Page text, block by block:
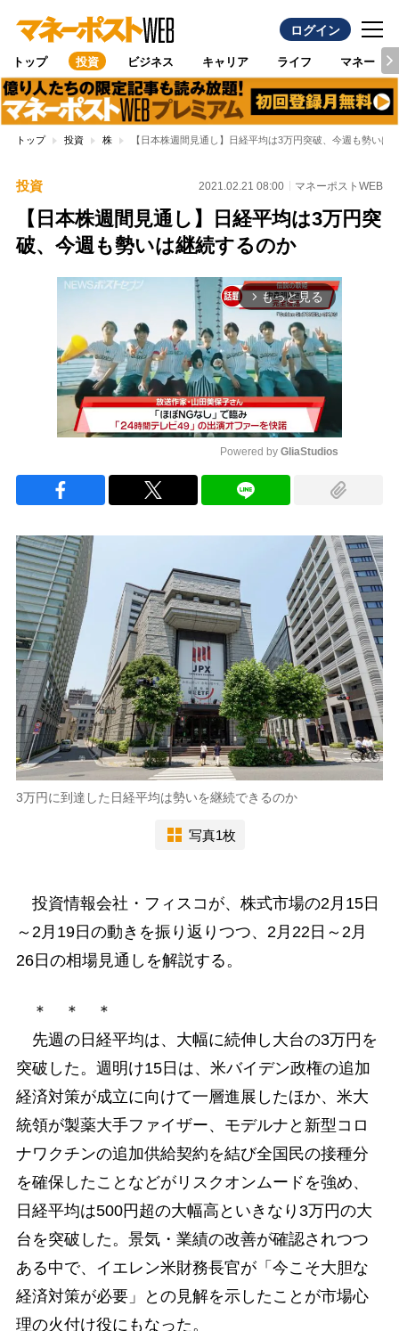
ログイン
トップ 投資 ビジネス キャリア ライフ マネー
トップ 投資 株 【日本株週間見通し】日経平均は3万円突破、今週も勢いは
投資 2021.02.21 08:00 マネーポストWEB
【日本株週間見通し】日経平均は3万円突
破、今週も勢いは継続するのか
arrow_forward_ios もっと見る
Powered by GliaStudios
3万円に到達した日経平均は勢いを継続できるのか
写真1枚
投資情報会社・フィスコが、株式市場の2月15日
～2月19日の動きを振り返りつつ、2月22日～2月
26日の相場見通しを解説する。
＊ ＊ ＊
先週の日経平均は、大幅に続伸し大台の3万円を
突破した。週明け15日は、米バイデン政権の追加
経済対策が成立に向けて一層進展したほか、米大
統領が製薬大手ファイザー、モデルナと新型コロ
ナワクチンの追加供給契約を結び全国民の接種分
を確保したことなどがリスクオンムードを強め、
日経平均は500円超の大幅高といきなり3万円の大
台を突破した。景気・業績の改善が確認されつつ
ある中で、イエレン米財務長官が「今こそ大胆な
経済対策が必要」との見解を示したことが市場心
理の火付け役にもなった。